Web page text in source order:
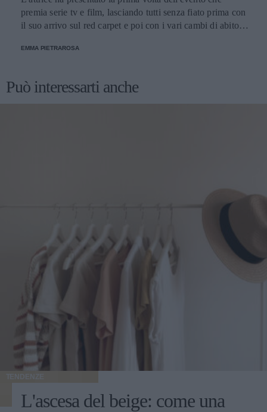
premia serie tv e film, lasciando tutti senza fiato prima con
il suo arrivo sul red carpet e poi con i vari cambi di abito
EMMA PIETRAROSA
Può interessarti anche
TENDENZE
L'ascesa del beige: come una